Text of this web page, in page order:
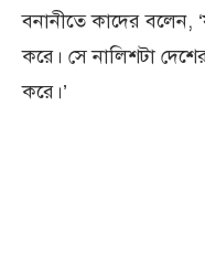
বনানীতে কাদের বলেন,
করে। সে নালিশটা
করে।’